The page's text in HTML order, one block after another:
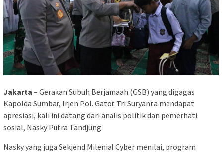
Jakarta – Gerakan Subuh Berjamaah (GSB) yang digagas
Kapolda Sumbar, Irjen Pol. Gatot Tri Suryanta mendapat
apresiasi, kali ini datang dari analis politik dan pemerhati
sosial, Nasky Putra Tandjung.
Nasky yang juga Sekjend Milenial Cyber menilai, program